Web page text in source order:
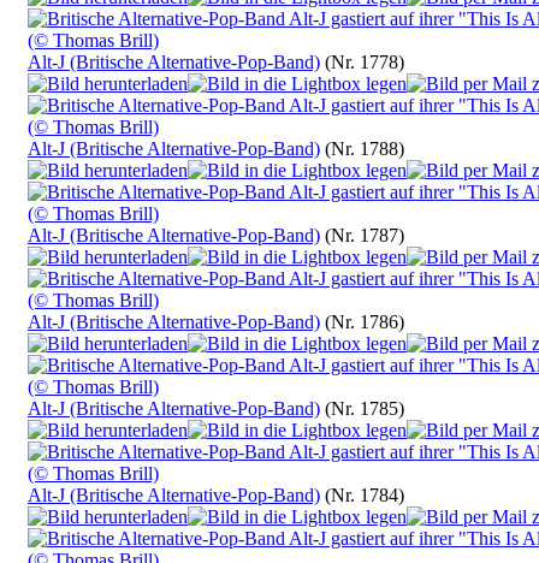
Alt-J (Britische Alternative-Pop-Band) (Nr. 1778)
Alt-J (Britische Alternative-Pop-Band) (Nr. 1788)
Alt-J (Britische Alternative-Pop-Band) (Nr. 1787)
Alt-J (Britische Alternative-Pop-Band) (Nr. 1786)
Alt-J (Britische Alternative-Pop-Band) (Nr. 1785)
Alt-J (Britische Alternative-Pop-Band) (Nr. 1784)